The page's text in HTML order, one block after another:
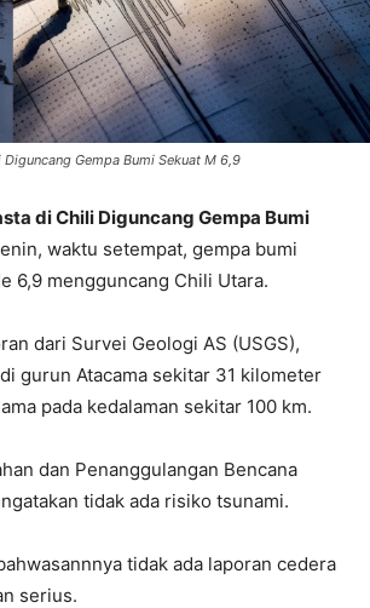
Gempa Bumi Sekuat M 6,9
di Chili Diguncang Gempa Bumi
waktu setempat, gempa bumi
6,9 mengguncang Chili Utara.
dari Survei Geologi AS (USGS),
gurun Atacama sekitar 31 kilometer
pada kedalaman sekitar 100 km.
dan Penanggulangan Bencana
tidak ada risiko tsunami.
tidak ada laporan cedera
serius.